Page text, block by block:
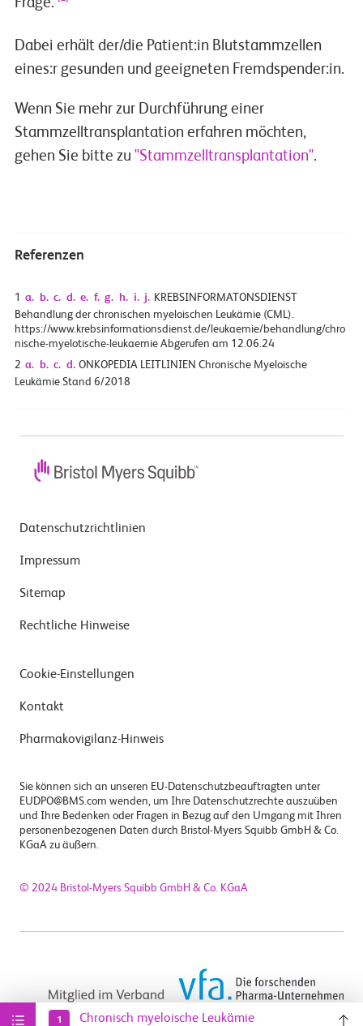
1 Chronisch myeloische Leukämie
Frage.
Dabei erhält der/die Patient:in Blutstammzellen
eines:r gesunden und geeigneten Fremdspender:in.
Wenn Sie mehr zur Durchführung einer
Stammzelltransplantation erfahren möchten,
gehen Sie bitte zu "Stammzelltransplantation".
Referenzen
1 a. b. c. d. e. f. g. h. i. j. KREBSINFORMATONSDIENST
Behandlung der chronischen myeloischen Leukämie (CML).
https://www.krebsinformationsdienst.de/leukaemie/behandlung/chro
nische-myelotische-leukaemie Abgerufen am 12.06.24
2 a. b. c. d. ONKOPEDIA LEITLINIEN Chronische Myeloische
Leukämie Stand 6/2018
Datenschutzrichtlinien
Impressum
Sitemap
Rechtliche Hinweise
Cookie-Einstellungen
Kontakt
Pharmakovigilanz-Hinweis
Sie können sich an unseren EU-Datenschutzbeauftragten unter
EUDPO@BMS.com wenden, um Ihre Datenschutzrechte auszuüben
und Ihre Bedenken oder Fragen in Bezug auf den Umgang mit Ihren
personenbezogenen Daten durch Bristol-Myers Squibb GmbH & Co.
KGaA zu äußern.
© 2024 Bristol-Myers Squibb GmbH & Co. KGaA